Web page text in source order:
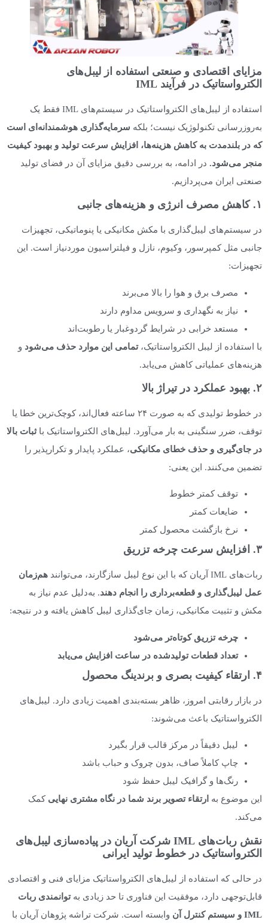
مزایای اقتصادی و صنعتی استفاده از لیبل‌های
الکترواستاتیک در فرآیند IML
استفاده از لیبل‌های الکترواستاتیک در سیستم‌های IML فقط یک
به‌روزرسانی تکنولوژیک نیست؛ بلکه سرمایه‌گذاری هوشمندانه‌ای است
که در بلندمدت به کاهش هزینه‌ها، افزایش سرعت تولید و بهبود کیفیت
منجر می‌شود. در ادامه، به بررسی دقیق مزایای آن در فضای تولید
صنعتی ایران می‌پردازیم.
۱. کاهش مصرف انرژی و هزینه‌های جانبی
در سیستم‌های لیبل‌گذاری با مکش مکانیکی یا پنوماتیکی، تجهیزات
جانبی مثل کمپرسور، وکیوم، نازل و فیلتراسیون موردنیاز است. این
تجهیزات:
مصرف برق و هوا را بالا می‌برند
نیاز به نگهداری و سرویس مداوم دارند
مستعد خرابی در شرایط گردوغبار یا رطوبت‌اند
با استفاده از لیبل الکترواستاتیک،تمامی این موارد حذف می‌شود و
هزینه‌های عملیاتی کاهش می‌یابد.
۲. بهبود عملکرد در تیراژ بالا
در خطوط تولیدی که به صورت ۲۴ ساعته فعال‌اند، کوچک‌ترین خطا یا
توقف، ضرر سنگینی به بار می‌آورد. لیبل‌های الکترواستاتیک باثبات بالا
در جای‌گیری و حذف خطای مکانیکی، عملکرد پایدار و تکرارپذیر را
تضمین می‌کنند. این یعنی:
توقف کمتر خطوط
ضایعات کمتر
نرخ بازگشت محصول کمتر
۳. افزایش سرعت چرخه تزریق
ربات‌های IML آریان که با این نوع لیبل سازگارند، می‌توانند
هم‌زمان
عمل لیبل‌گذاری و قطعه‌برداری را انجام دهند. به‌دلیل عدم نیاز به
مکش و تثبیت مکانیکی، زمان جای‌گذاری لیبل کاهش یافته و در نتیجه:
چرخه تزریق کوتاه‌تر می‌شود
تعداد قطعات تولیدشده در ساعت افزایش می‌یابد
۴. ارتقاء کیفیت بصری و برندینگ محصول
در بازار رقابتی امروز، ظاهر بسته‌بندی اهمیت زیادی دارد. لیبل‌های
الکترواستاتیک باعث می‌شوند:
لیبل دقیقاً در مرکز قالب قرار بگیرد
چاپ کاملاً صاف، بدون چروک و حباب باشد
رنگ‌ها و گرافیک لیبل حفظ شود
این موضوع به ارتقاء تصویر برند شما در نگاه مشتری نهایی کمک
می‌کند.
نقش ربات‌های IML شرکت آریان در پیاده‌سازی لیبل‌های
الکترواستاتیک در خطوط تولید ایرانی
در حالی که استفاده از لیبل‌های الکترواستاتیک مزایای فنی و اقتصادی
قابل‌توجهی دارد، موفقیت این فناوری تا حد زیادی بهتوانمندی ربات
IML و سیستم کنترل آن وابسته است. شرکت تراشه پژوهان آریان با